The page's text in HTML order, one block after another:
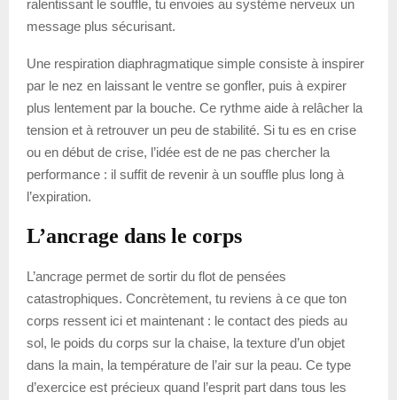
ralentissant le souffle, tu envoies au système nerveux un
message plus sécurisant.
Une respiration diaphragmatique simple consiste à inspirer
par le nez en laissant le ventre se gonfler, puis à expirer
plus lentement par la bouche. Ce rythme aide à relâcher la
tension et à retrouver un peu de stabilité. Si tu es en crise
ou en début de crise, l’idée est de ne pas chercher la
performance : il suffit de revenir à un souffle plus long à
l’expiration.
L’ancrage dans le corps
L’ancrage permet de sortir du flot de pensées
catastrophiques. Concrètement, tu reviens à ce que ton
corps ressent ici et maintenant : le contact des pieds au
sol, le poids du corps sur la chaise, la texture d’un objet
dans la main, la température de l’air sur la peau. Ce type
d’exercice est précieux quand l’esprit part dans tous les